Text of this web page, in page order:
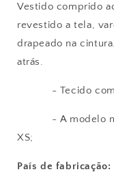
Vestido comprido
revestido a tela,
drapeado na
atrás.
- Tecido com
- A modelo
XS;
País de fabricação: